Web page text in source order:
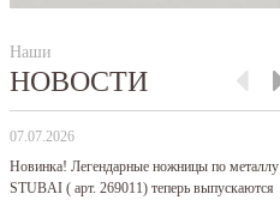
Наши
НОВОСТИ
07.07.2026
Новинка! Легендарные ножницы по металлу
STUBAI ( арт. 269011) теперь выпускаются